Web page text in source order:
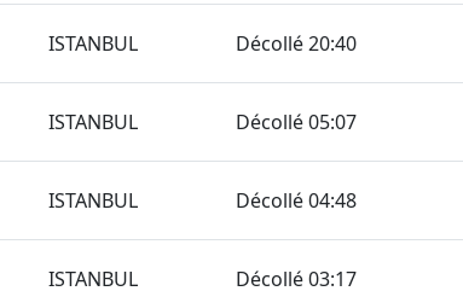
ISTANBUL Décollé 20:40
ISTANBUL Décollé 05:07
ISTANBUL Décollé 04:48
ISTANBUL Décollé 03:17